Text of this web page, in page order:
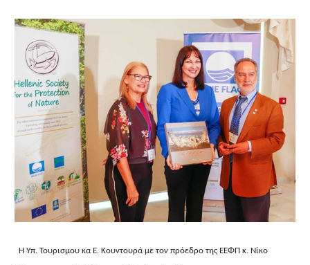
Η Υπ. Τουρισμου κα Ε. Κουντουρά με τον πρόεδρο της ΕΕΦΠ κ. Νίκο